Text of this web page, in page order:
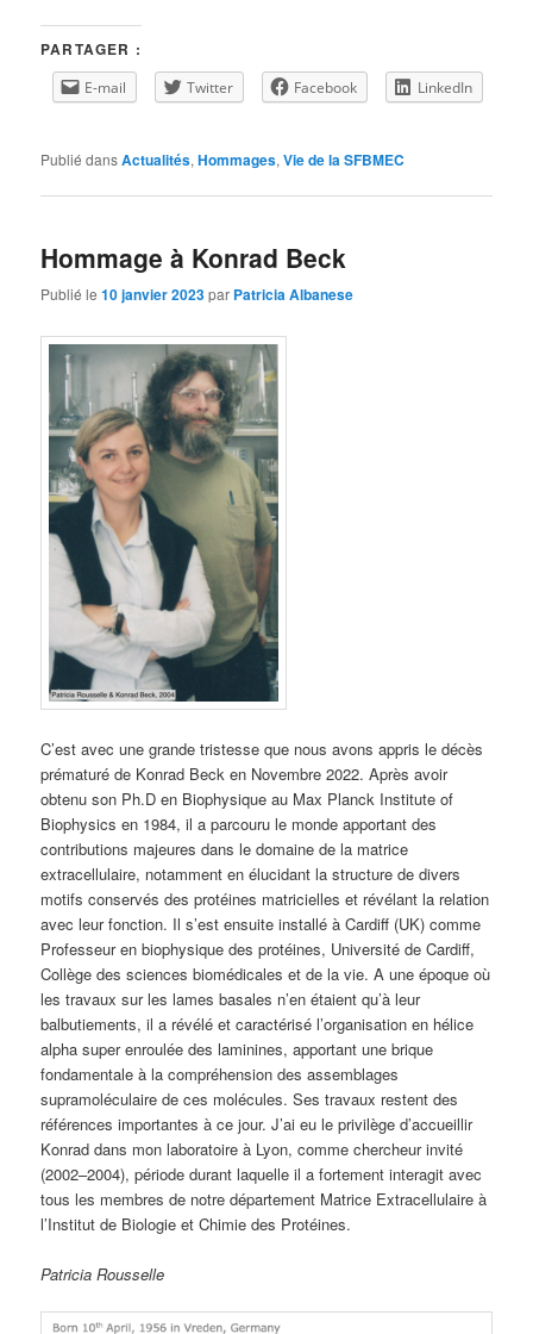
PARTAGER :
E-mail Twitter Facebook LinkedIn
Publié dansActualités,Hommages,Vie de la SFBMEC
Hommage à Konrad Beck
Publié le10 janvier 2023par Patricia Albanese
C’est avec une grande tristesse que nous avons appris ledécès
prématuré de Konrad Beck en Novembre 2022.Après avoir
obtenu son Ph.D en Biophysique au Max Planck Institute of
Biophysics en 1984, il a parcouru le mondeapportant des
contributions majeures dans le domaine dela matrice
extracellulaire, notamment en élucidant lastructure de divers
motifs conservés des protéines matricielles et révélant la relation
avec leur fonction. Il s’estensuite installé à Cardiff (UK) comme
Professeur enbiophysique des protéines, Université de Cardiff,
Collègedes sciences biomédicales et de la vie. A une époque où
lestravaux sur les lames basales n’en étaient qu’à leur
balbutiements, il a révélé et caractérisé l’organisation en hélice
alpha super enroulée des laminines, apportant unebrique
fondamentale à la compréhension des assemblages
supramoléculaire de ces molécules. Ses travaux restent des
références importantes à ce jour. J’ai eu le privilèged’accueillir
Konrad dans mon laboratoire à Lyon, comme chercheur invité
(2002–2004),période durant laquelle il a fortement interagit avec
tous les membres de notredépartement Matrice Extracellulaire à
l’Institut de Biologie et Chimie des Protéines.
Patricia Rousselle